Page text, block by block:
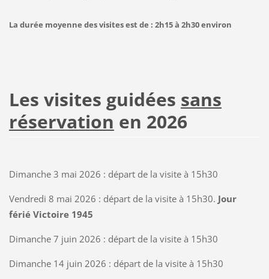
La durée moyenne des visites est de : 2h15 à 2h30 environ
Les visites guidées sans
réservation en 2026
Dimanche 3 mai 2026 : départ de la visite à 15h30
Vendredi 8 mai 2026 : départ de la visite à 15h30. Jour
férié Victoire 1945
Dimanche 7 juin 2026 : départ de la visite à 15h30
Dimanche 14 juin 2026 : départ de la visite à 15h30